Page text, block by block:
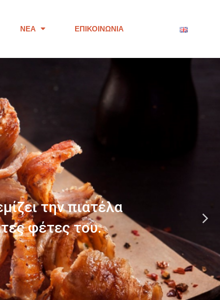
ΝΈΑ ΕΠΙΚΟΙΝΩΝΊΑ